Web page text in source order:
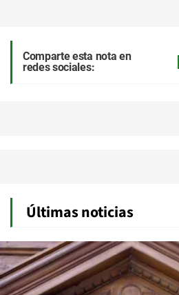
Comparte esta nota en
redes sociales:
Últimas noticias